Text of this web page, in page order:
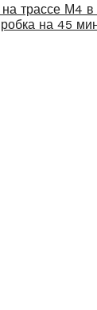
трассе М4 в
на 45